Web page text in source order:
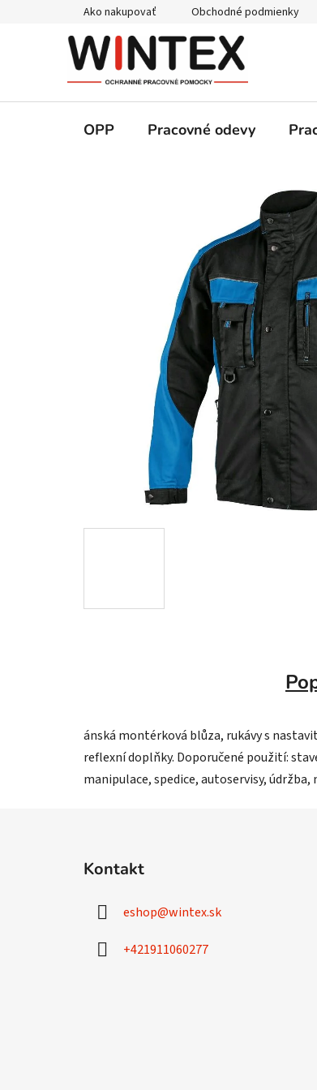
Ako nakupovať Obchodné podmienky
OPP Pracovné odevy
ánská montérková blůza, rukávy s
reflexní doplňky. Doporučené použití:
manipulace, spedice, autoservisy,
Kontakt
eshop@wintex.sk
+421911060277